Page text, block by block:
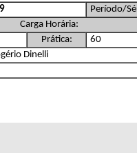
Período/
Carga Horária:
Prática:
60
Dinelli